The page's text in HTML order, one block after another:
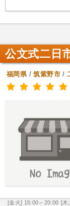
公文式二日
福岡県/筑紫野市/
[金火] 15:00～20:00 [木